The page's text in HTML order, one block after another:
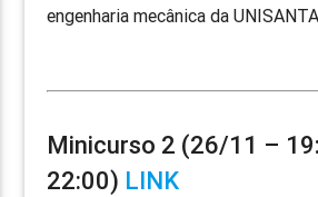
engenharia mecânica da
Minicurso 2 (26/11 –
22:00) LINK